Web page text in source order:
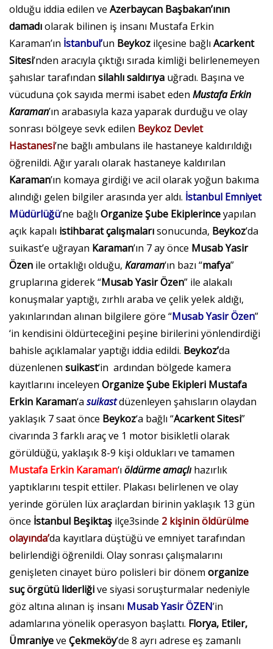
olduğu iddia edilen ve Azerbaycan Başbakan’ının
damadıolarak bilinen iş insanı Mustafa Erkin
Karaman’ın İstanbul’un Beykoz ilçesine bağlı Acarkent
Sitesi’nden aracıyla çıktığı sırada kimliği belirlenemeyen
şahıslar tarafından silahlı saldırıya uğradı. Başına ve
vücuduna çok sayıda mermi isabet eden Mustafa Erkin
Karaman’ın arabasıyla kaza yaparak durduğu ve olay
sonrası bölgeye sevk edilen Beykoz Devlet
Hastanesi’ne bağlı ambulans ile hastaneye kaldırıldığı
öğrenildi. Ağır yaralı olarak hastaneye kaldırılan
Karaman’ın komaya girdiği ve acil olarak yoğun bakıma
alındığı gelen bilgiler arasında yer aldı. İstanbul Emniyet
Müdürlüğü’ne bağlı Organize Şube Ekiplerinceyapılan
açık kapalı istihbarat çalışmalarısonucunda, Beykoz’da
suikast’e uğrayan Karaman’ın 7 ay önce Musab Yasir
Özen ile ortaklığı olduğu, Karaman‘ın bazı “mafya”
gruplarına giderek “Musab Yasir Özen” ile alakalı
konuşmalar yaptığı, zırhlı araba ve çelik yelek aldığı,
yakınlarından alınan bilgilere göre “Musab Yasir Özen”
‘in kendisini öldürteceğini peşine birilerini yönlendirdiği
bahisle açıklamalar yaptığı iddia edildi. Beykoz’da
düzenlenen suikast‘in ardından bölgede kamera
kayıtlarını inceleyen Organize Şube Ekipleri Mustafa
Erkin Karaman‘a suikastdüzenleyen şahısların olaydan
yaklaşık 7 saat önce Beykoz‘a bağlı “Acarkent Sitesi”
civarında 3 farklı araç ve 1 motor bisikletli olarak
görüldüğü, yaklaşık 8-9 kişi oldukları ve tamamen
Mustafa Erkin Karaman‘ı öldürmeamaçlı hazırlık
yaptıklarını tespit ettiler. Plakası belirlenen ve olay
yerinde görülen lüx araçlardan birinin yaklaşık 13 gün
önce İstanbul Beşiktaş ilçe3sinde 2 kişinin öldürülme
olayında’da kayıtlara düştüğü ve emniyet tarafından
belirlendiği öğrenildi. Olay sonrası çalışmalarını
genişleten cinayet büro polisleri bir dönem organize
suç örgütü liderliğive siyasi soruşturmalar nedeniyle
göz altına alınan iş insanı Musab Yasir ÖZEN’in
adamlarına yönelik operasyon başlattı. Florya, Etiler,
Ümraniyeve Çekmeköy’de 8 ayrı adrese eş zamanlı